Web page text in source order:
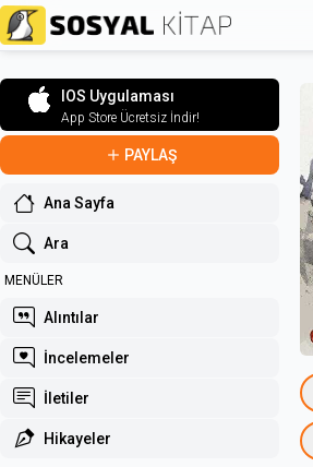
IOS Uygulaması
App Store Ücretsiz İndir!
PAYLAŞ
Ana Sayfa
Ara
MENÜLER
Alıntılar
İncelemeler
İletiler
Hikayeler